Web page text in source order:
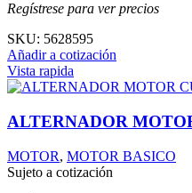
Regístrese para ver precios
SKU: 5628595
Añadir a cotización
Vista rapida
ALTERNADOR
MOTOR, MOTOR BASICO
Sujeto a cotización